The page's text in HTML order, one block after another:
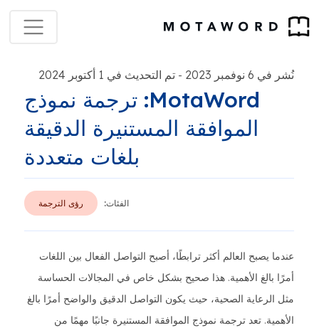
نُشر في 6 نوفمبر 2023 - تم التحديث في 1 أكتوبر 2024
MotaWord: ترجمة نموذج
الموافقة المستنيرة الدقيقة
بلغات متعددة
الفئات: رؤى الترجمة
عندما يصبح العالم أكثر ترابطًا، أصبح التواصل الفعال بين اللغات
أمرًا بالغ الأهمية. هذا صحيح بشكل خاص في المجالات الحساسة
مثل الرعاية الصحية، حيث يكون التواصل الدقيق والواضح أمرًا بالغ
الأهمية. تعد ترجمة نموذج الموافقة المستنيرة جانبًا مهمًا من